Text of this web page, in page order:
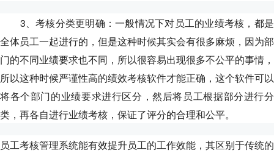
3、考核分类更明确：一般情况下对员工的业绩考核，都是
全体员工一起进行的，但是这种时候其实会有很多麻烦，因为部
门的不同业绩要求也不同，所以很容易出现很多不公平的事情，
所以这种时候严谨性高的绩效考核软件才能正确，这个软件可以
将各个部门的业绩要求进行区分，然后将员工根据部分进行分
类，再各自进行业绩考核，保证了评分的合理和公平。
员工考核管理系统能有效提升员工的工作效能，其区别于传统的